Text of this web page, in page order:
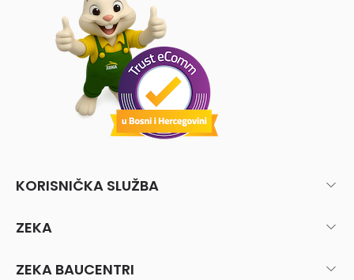
KORISNIČKA SLUŽBA
ZEKA
ZEKA BAUCENTRI